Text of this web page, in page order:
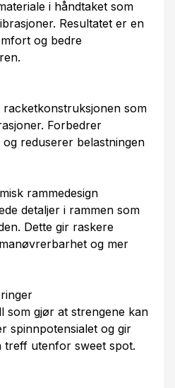
i håndtaket som
Resultatet er en
og bedre
som
Forbedrer
reduserer belastningen
rammedesign
detaljer i rammen som
Dette gir raskere
og mer
som gjør at strengene kan
spinnpotensialet og gir
treff utenfor sweet spot.